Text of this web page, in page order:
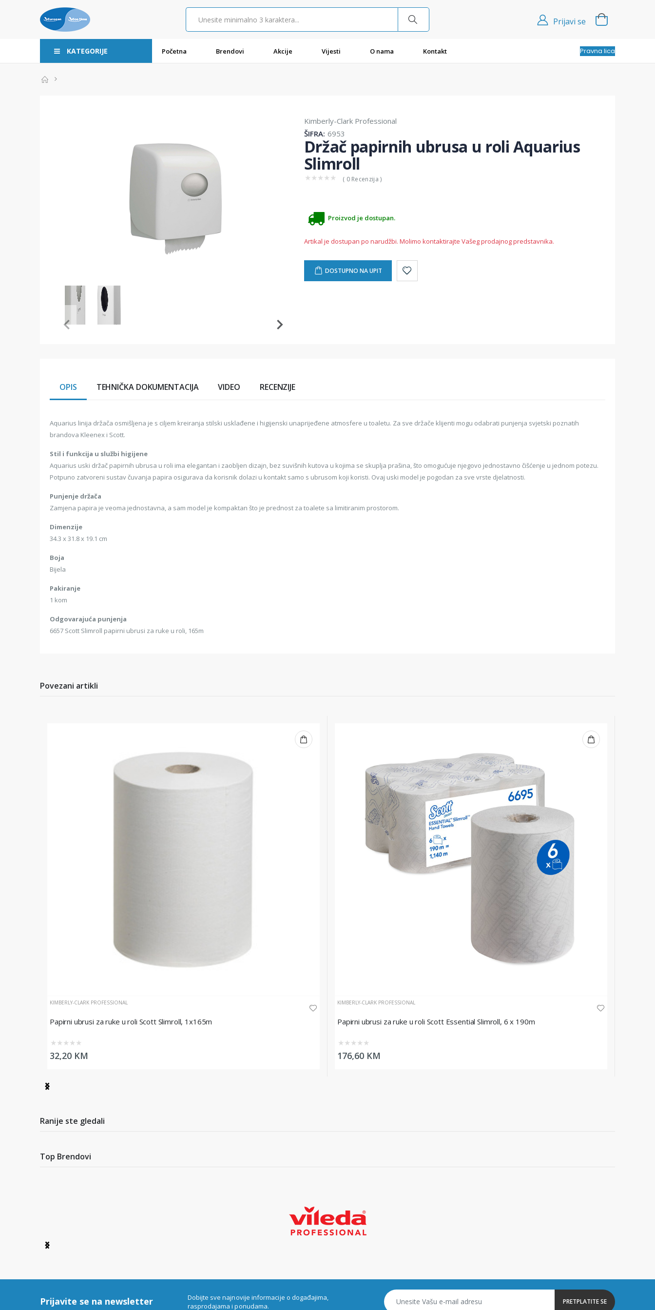
Prijavi se
KATEGORIJE Početna Brendovi Akcije Vijesti O nama Kontakt Pravna lica
Item
Kimberly-Clark Professional
ŠIFRA: 6953
Držač papirnih ubrusa u roli Aquarius
Slimroll
★ ★ ★ ★ ★ ( 0 Recenzija )
Proizvod je dostupan.
Artikal je dostupan po narudžbi. Molimo kontaktirajte Vašeg prodajnog predstavnika.
DOSTUPNO NA UPIT
OPIS TEHNIČKA DOKUMENTACIJA VIDEO RECENZIJE
Aquarius linija držača osmišljena je s ciljem kreiranja stilski usklađene i higijenski unaprijeđene atmosfere u toaletu. Za sve držače klijenti mogu odabrati punjenja svjetski poznatih
brandova Kleenex i Scott.
Stil i funkcija u službi higijene
Aquarius uski držač papirnih ubrusa u roli ima elegantan i zaobljen dizajn, bez suvišnih kutova u kojima se skuplja prašina, što omogućuje njegovo jednostavno čišćenje u jednom potezu.
Potpuno zatvoreni sustav čuvanja papira osigurava da korisnik dolazi u kontakt samo s ubrusom koji koristi. Ovaj uski model je pogodan za sve vrste djelatnosti.
Punjenje držača
Zamjena papira je veoma jednostavna, a sam model je kompaktan što je prednost za toalete sa limitiranim prostorom.
Dimenzije
34.3 x 31.8 x 19.1 cm
Boja
Bijela
Pakiranje
1 kom
Odgovarajuća punjenja
6657 Scott Slimroll papirni ubrusi za ruke u roli, 165m
Povezani artikli
KIMBERLY-CLARK PROFESSIONAL
Papirni ubrusi za ruke u roli Scott Slimroll, 1x165m
★ ★ ★ ★ ★
32,20 KM
KIMBERLY-CLARK PROFESSIONAL
Papirni ubrusi za ruke u roli Scott Essential Slimroll, 6 x 190m
★ ★ ★ ★ ★
176,60 KM
Item
2
Ranije ste gledali
Top Brendovi
Item
Prijavite se na newsletter
Dobijte sve najnovije informacije o događajima,
rasprodajama i ponudama.
PRETPLATITE SE